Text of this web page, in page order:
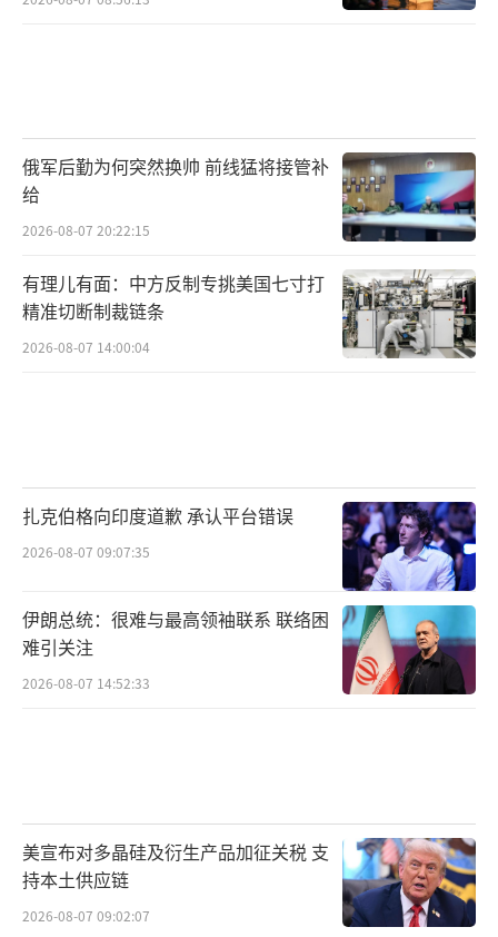
俄军后勤为何突然换帅 前线猛将接管补
给
2026-08-07 20:22:15
有理儿有面：中方反制专挑美国七寸打
精准切断制裁链条
2026-08-07 14:00:04
扎克伯格向印度道歉 承认平台错误
2026-08-07 09:07:35
伊朗总统：很难与最高领袖联系 联络困
难引关注
2026-08-07 14:52:33
美宣布对多晶硅及衍生产品加征关税 支
持本土供应链
2026-08-07 09:02:07